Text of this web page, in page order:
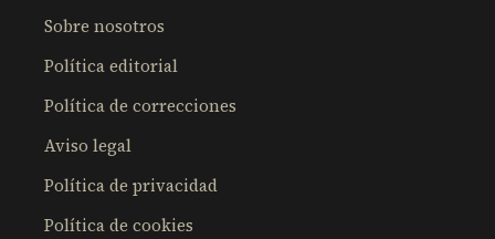
Sobre nosotros
Política editorial
Política de correcciones
Aviso legal
Política de privacidad
Política de cookies